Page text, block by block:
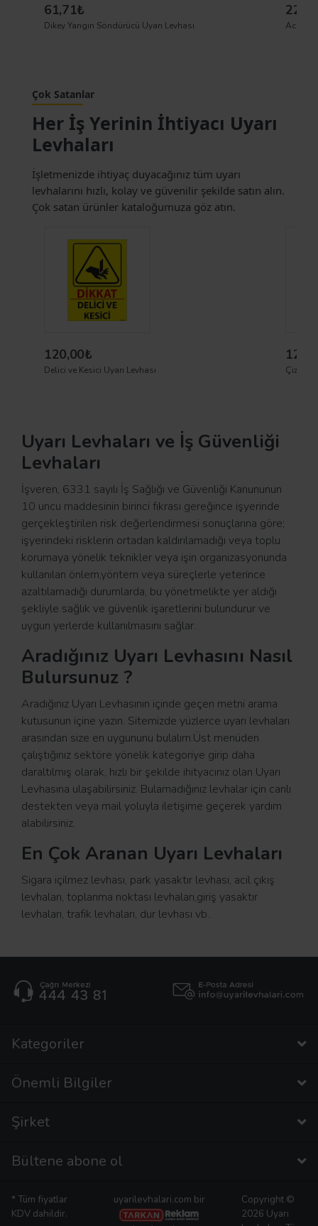
61,71₺
Dikey Yangın Söndürücü Uyarı Levhası
Çok Satanlar
Her İş Yerinin İhtiyacı Uyarı
Levhaları
İşletmenizde ihtiyaç duyacağınız tüm uyarı
levhalarını hızlı, kolay ve güvenilir şekilde satın alın.
Çok satan ürünler kataloğumuza göz atın.
120,00₺
Delici ve Kesici Uyarı Levhası Çizme
Uyarı Levhaları ve İş Güvenliği
Levhaları
İşveren, 6331 sayılı İş Sağlığı ve Güvenliği Kanununun
10 uncu maddesinin birinci fıkrası gereğince işyerinde
gerçekleştirilen risk değerlendirmesi sonuçlarına göre;
işyerindeki risklerin ortadan kaldırılamadığı veya toplu
korumaya yönelik teknikler veya işin organizasyonunda
kullanılan önlem,yöntem veya süreçlerle yeterince
azaltılamadığı durumlarda, bu yönetmelikte yer aldığı
şekliyle sağlık ve güvenlik işaretlerini bulundurur ve
uygun yerlerde kullanılmasını sağlar.
Aradığınız Uyarı Levhasını Nasıl
Bulursunuz ?
Aradığınız Uyarı Levhasının içinde geçen metni arama
kutusunun içine yazın. Sitemizde yüzlerce uyarı levhaları
arasından size en uygununu bulalım.Üst menüden
çalıştığınız sektöre yönelik kategoriye girip daha
daraltılmış olarak, hızlı bir şekilde ihityacınız olan Uyarı
Levhasına ulaşabilirsiniz. Bulamadığınız levhalar için canlı
destekten veya mail yoluyla iletişime geçerek yardım
alabilirsiniz.
En Çok Aranan Uyarı Levhaları
Sigara içilmez levhası, park yasaktır levhası, acil çıkış
levhaları, toplanma noktası levhaları,giriş yasaktır
levhaları, trafik levhaları, dur levhası vb..
Kategoriler
Önemli Bilgiler
Şirket
Bültene abone ol
* Tüm fiyatlar
KDV dahildir.
uyarilevhalari.com bir
Copyright ©
2026 Uyarı